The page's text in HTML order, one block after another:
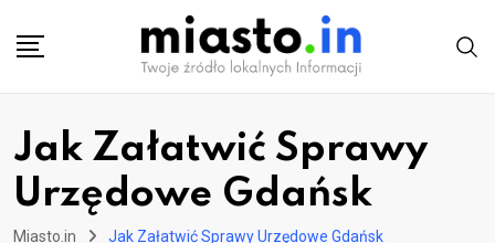
Jak Załatwić Sprawy
Urzędowe Gdańsk
Miasto.in Jak Załatwić Sprawy Urzędowe Gdańsk